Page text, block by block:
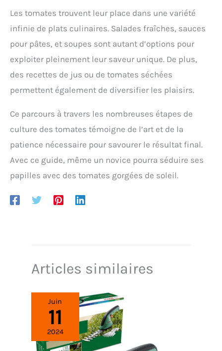
Les tomates trouvent leur place dans une variété
infinie de plats culinaires. Salades fraîches, sauces
pour pâtes, et soupes sont autant d’options pour
exploiter pleinement leur saveur unique. De plus,
des recettes de jus ou de tomates séchées
permettent également de diversifier les plaisirs.
Ce parcours à travers les nombreuses étapes de
culture des tomates témoigne de l’art et de la
patience nécessaire pour savourer le résultat final.
Avec ce guide, même un novice pourra séduire ses
papilles avec des tomates gorgées de soleil.
Articles similaires
Juin
11
2024